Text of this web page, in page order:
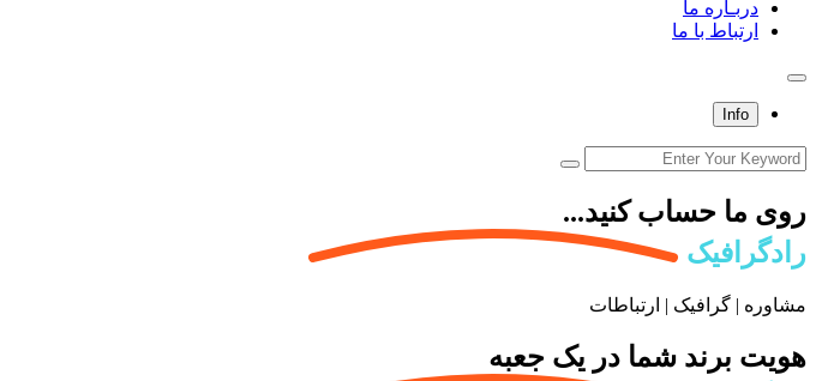
دربـاره ما
ارتباط با ما
Info
روی ما حساب کنید...
رادگرافیک
مشاوره | گرافیک | ارتباطات
هویت برند شما در یک جعبه